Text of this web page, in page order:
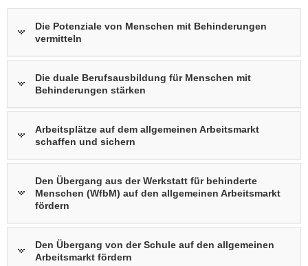
Die Potenziale von Menschen mit Behinderungen
vermitteln
Die duale Berufsausbildung für Menschen mit
Behinderungen stärken
Arbeitsplätze auf dem allgemeinen Arbeitsmarkt
schaffen und sichern
Den Übergang aus der Werkstatt für behinderte
Menschen (WfbM) auf den allgemeinen Arbeitsmarkt
fördern
Den Übergang von der Schule auf den allgemeinen
Arbeitsmarkt fördern